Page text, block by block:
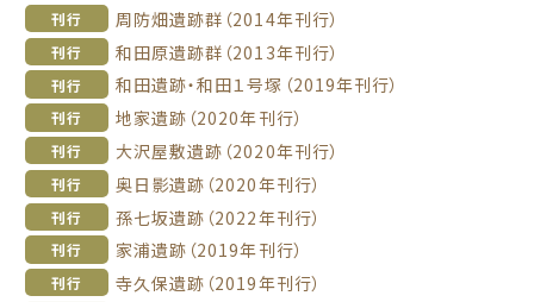
刊行 周防畑遺跡群（2014年刊行）
刊行 和田原遺跡群（2013年刊行）
刊行 和田遺跡・和田１号塚（2019年刊行）
刊行 地家遺跡（2020年刊行）
刊行 大沢屋敷遺跡（2020年刊行）
刊行 奥日影遺跡（2020年刊行）
刊行 孫七坂遺跡（2022年刊行）
刊行 家浦遺跡（2019年刊行）
刊行 寺久保遺跡（2019年刊行）